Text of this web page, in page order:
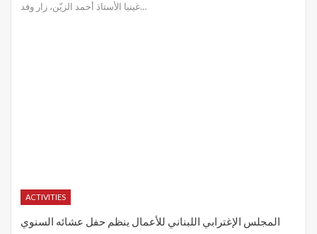
غينيا الأستاذ أحمد الزيّن، زار وفد…
ACTIVITIES
المجلس الإغترابي اللبناني للأعمال ينظم حفل عشائه السنوي